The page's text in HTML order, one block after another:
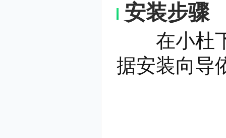
非常棘手：
果的配置
时可以听到
安装步骤
在小杜下
据安装向导